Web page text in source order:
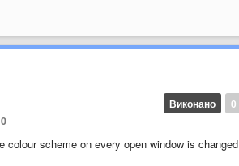
0
Виконано
0
scheme on every open window is changed